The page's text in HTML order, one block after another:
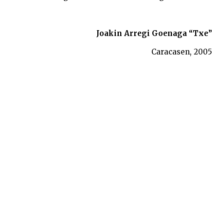
Joakin Arregi Goenaga “Txe”
Caracasen, 2005